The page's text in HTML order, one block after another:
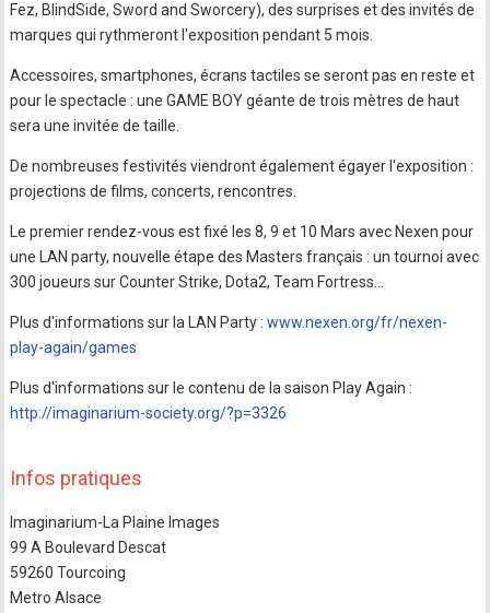
Fez, BlindSide, Sword and Sworcery), des surprises et des invités de
marques qui rythmeront l'exposition pendant 5 mois.
Accessoires, smartphones, écrans tactiles se seront pas en reste et
pour le spectacle : une GAME BOY géante de trois mètres de haut
sera une invitée de taille.
De nombreuses festivités viendront également égayer l'exposition :
projections de films, concerts, rencontres.
Le premier rendez-vous est fixé les 8, 9 et 10 Mars avec Nexen pour
une LAN party, nouvelle étape des Masters français : un tournoi avec
300 joueurs sur Counter Strike, Dota2, Team Fortress…
Plus d'informations sur la LAN Party :www.nexen.org/fr/nexen-
play-again/games
Plus d'informations sur le contenu de la saison Play Again :
http://imaginarium-society.org/?p=3326
Infos pratiques
Imaginarium-La Plaine Images
99 A Boulevard Descat
59260 Tourcoing
Metro Alsace